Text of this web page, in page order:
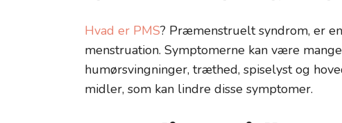
Hvad er PMS? Præmenstruelt syndrom, er
menstruation. Symptomerne kan være
humørsvingninger, træthed, spiselyst og
midler, som kan lindre disse symptomer.